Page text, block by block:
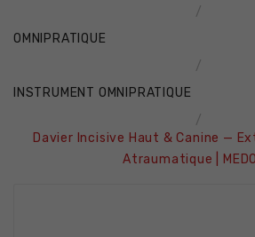
OMNIPRATIQUE
INSTRUMENT OMNIPRATIQUE
Davier Incisive Haut & Canine —
Atraumatique |